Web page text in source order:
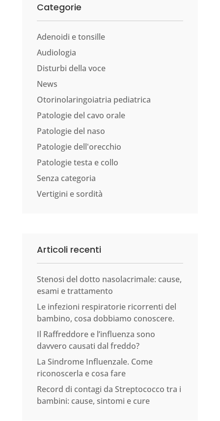
Categorie
Adenoidi e tonsille
Audiologia
Disturbi della voce
News
Otorinolaringoiatria pediatrica
Patologie del cavo orale
Patologie del naso
Patologie dell'orecchio
Patologie testa e collo
Senza categoria
Vertigini e sordità
Articoli recenti
Stenosi del dotto nasolacrimale: cause,
esami e trattamento
Le infezioni respiratorie ricorrenti del
bambino, cosa dobbiamo conoscere.
Il Raffreddore e l’influenza sono
davvero causati dal freddo?
La Sindrome Influenzale. Come
riconoscerla e cosa fare
Record di contagi da Streptococco tra i
bambini: cause, sintomi e cure